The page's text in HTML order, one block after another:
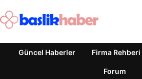
Güncel Haberler Firma Rehberi
Forum